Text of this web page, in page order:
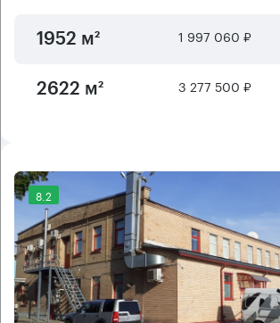
1952 м² 1 997 060 ₽
2622 м² 3 277 500 ₽
8.2